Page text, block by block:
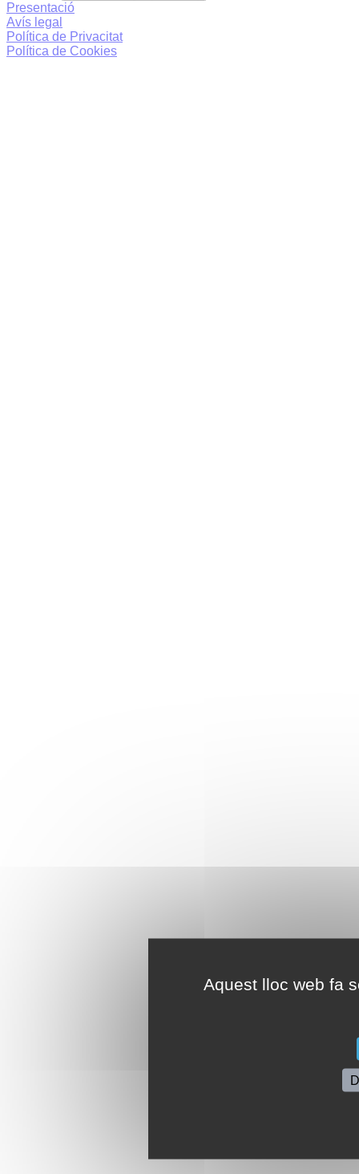
Aquest lloc web fa
Presentació
Avís legal
Política de Privacitat
Política de Cookies